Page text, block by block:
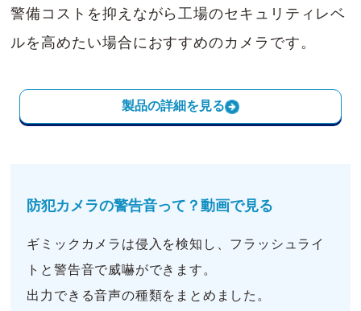
警備コストを抑えながら工場のセキュリティレベ
ルを高めたい場合におすすめのカメラです。
製品の詳細を見る
防犯カメラの警告音って？動画で見る
ギミックカメラは侵入を検知し、フラッシュライ
トと警告音で威嚇ができます。
出力できる音声の種類をまとめました。